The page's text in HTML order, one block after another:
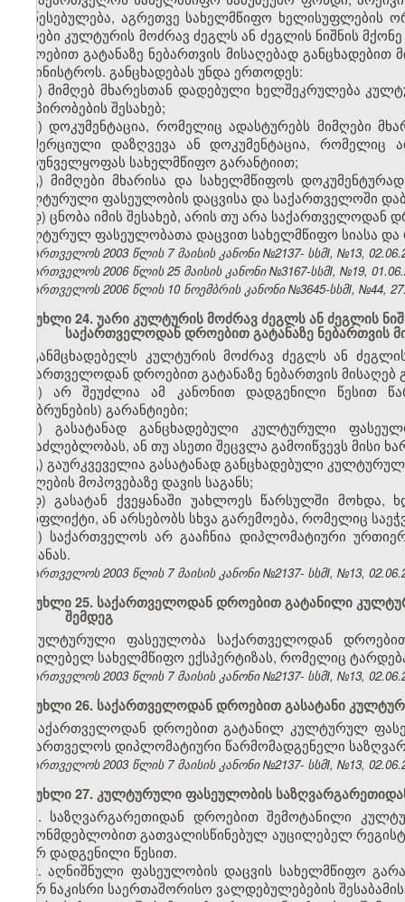
დაწესებულება, აგრეთვე სახელმწიფო
პირები კულტურის მოძრავ ძეგლს ან ძეგლის ნიშნის
დროებით გატანაზე ნებართვის მისაღებად
სამინისტროს. განცხადებას უნდა ერთოდეს:
ა) მიმღებ მხარესთან დადებული ხელშეკრულება
და პირობების შესახებ;
ბ) დოკუმენტაცია, რომელიც ადასტურებს მიმღები
კომერციული დაზღვევა ან დოკუმენტაცია, რომელიც
უზრუნველყოფას სახელმწიფო გარანტიით;
გ) მიმღები მხარისა და სახელმწიფოს
კულტურული ფასეულობის დაცვისა და საქართველოში
დ) ცნობა იმის შესახებ, არის თუ არა
კულტურულ ფასეულობათა დაცვით სახელმწიფო სიასა და
საქართველოს 2003 წლის 7 მაისის კანონი №2137- სსმI, №13,
საქართველოს 2006 წლის 25 მაისის კანონი №3167-სსმI, №19,
საქართველოს 2006 წლის 10 ნოემბრის კანონი №3645-სსმI, №44,
მუხლი 24. უარი კულტურის მოძრავ ძეგლს ან ძეგლის
საქართველოდან დროებით გატანაზე ნებართვის
განმცხადებელს კულტურის მოძრავ ძეგლს ან
საქართველოდან დროებით გატანაზე ნებართვის მისაღებ
ა) არ შეუძლია ამ კანონით დადგენილი წესით
(დაბრუნების) გარანტიები;
ბ) გასატანად განცხადებული კულტურული
შესაძლებლობას, ან თუ ასეთი შეცვლა გამოიწვევს მისი
გ) გაურკვეველია გასატანად განცხადებული
უფლების მოპოვებაზე დავის საგანს;
დ) გასატან ქვეყანაში უახლოეს წარსულში
კონფლიქტი, ან არსებობს სხვა გარემოება, რომელიც
ე) საქართველოს არ გააჩნია დიპლომატიური
გატანას.
საქართველოს 2003 წლის 7 მაისის კანონი №2137- სსმI, №13,
მუხლი 25. საქართველოდან დროებით გატანილი
შემდეგ
კულტურული ფასეულობა საქართველოდან დროებით
აუცილებელ სახელმწიფო ექსპერტიზას, რომელიც
საქართველოს 2003 წლის 7 მაისის კანონი №2137- სსმI, №13,
მუხლი 26. საქართველოდან დროებით გასატანი
საქართველოდან დროებით გატანილ კულტურულ
საქართველოს დიპლომატიური წარმომადგენელი
საქართველოს 2003 წლის 7 მაისის კანონი №2137- სსმI, №13,
მუხლი 27. კულტურული ფასეულობის
1. საზღვარგარეთიდან დროებით შემოტანილი
კანონმდებლობით გათვალისწინებულ აუცილებელ
მიერ დადგენილი წესით.
2. აღნიშნული ფასეულობის დაცვის სახელმწიფო
მიერ ნაკისრი საერთაშორისო ვალდებულებების